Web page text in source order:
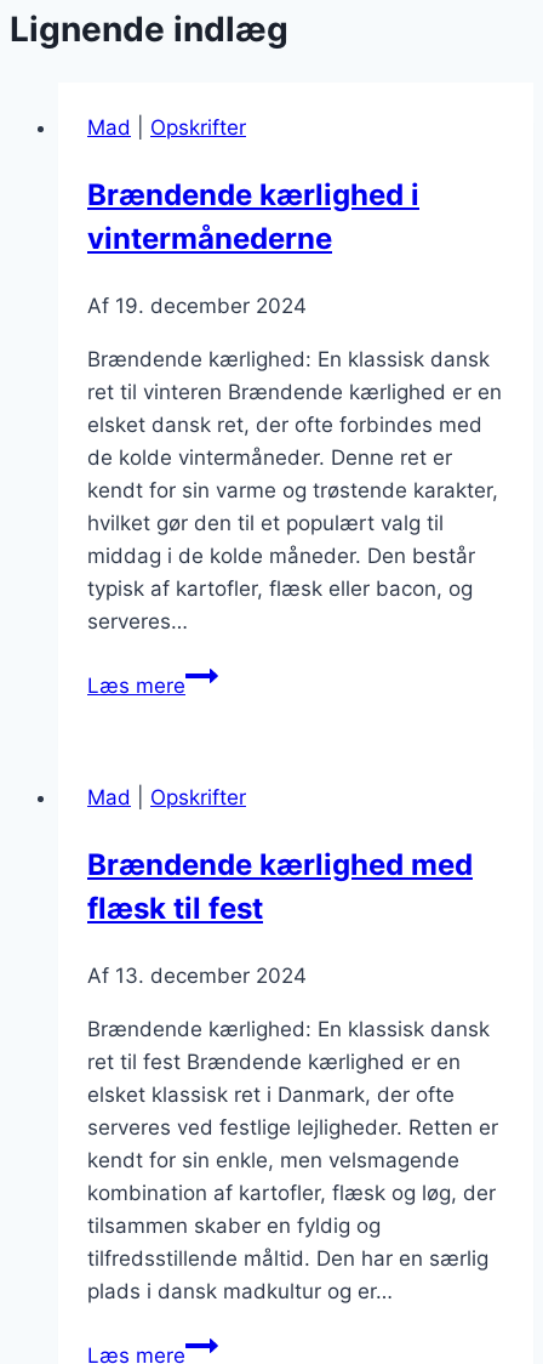
Lignende indlæg
Mad Opskrifter
Brændende kærlighed i
vintermånederne
Af 19. december 2024
Brændende kærlighed: En klassisk dansk
ret til vinteren Brændende kærlighed er en
elsket dansk ret, der ofte forbindes med
de kolde vintermåneder. Denne ret er
kendt for sin varme og trøstende karakter,
hvilket gør den til et populært valg til
middag i de kolde måneder. Den består
typisk af kartofler, flæsk eller bacon, og
serveres…
Læs mereBrændende
Mad
Opskrifter
Brændende kærlighed med
flæsk til fest
Af 13. december 2024
Brændende kærlighed: En klassisk dansk
ret til fest Brændende kærlighed er en
elsket klassisk ret i Danmark, der ofte
serveres ved festlige lejligheder. Retten er
kendt for sin enkle, men velsmagende
kombination af kartofler, flæsk og løg, der
tilsammen skaber en fyldig og
tilfredsstillende måltid. Den har en særlig
plads i dansk madkultur og er…
Læs mereBrændende